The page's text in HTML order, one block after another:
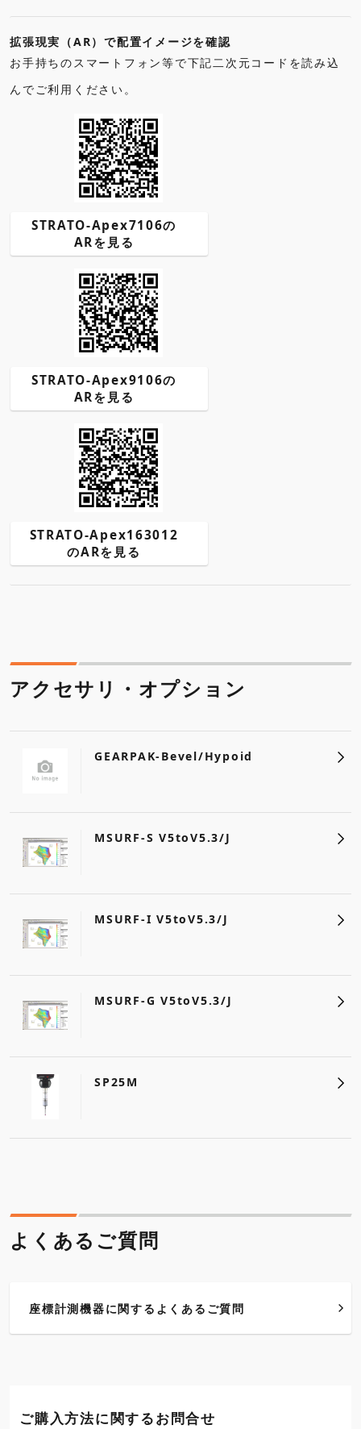
拡張現実（AR）で配置イメージを確認
お手持ちのスマートフォン等で下記二次元コードを読み込
んでご利用ください。
STRATO-Apex7106の
ARを見る
STRATO-Apex9106の
ARを見る
STRATO-Apex163012
のARを見る
アクセサリ・オプション
GEARPAK-Bevel/Hypoid
MSURF-S V5toV5.3/J
MSURF-I V5toV5.3/J
MSURF-G V5toV5.3/J
SP25M
よくあるご質問
座標計測機器に関するよくあるご質問
ご購入方法に関するお問合せ